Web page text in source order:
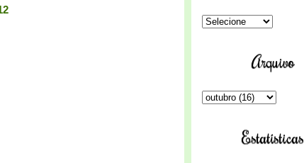
Arquivo
Estatísticas